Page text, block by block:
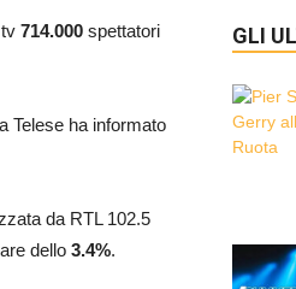
714.000 spettatori
Telese ha informato
da RTL 102.5
dello 3.4%.
GLI